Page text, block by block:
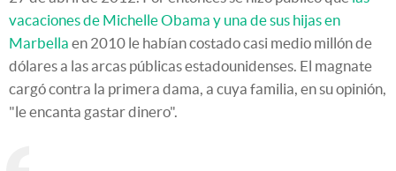
vacaciones de Michelle Obama y una de sus hijas en
Marbella en 2010 le habían costado casi medio millón de
dólares a las arcas públicas estadounidenses. El magnate
cargó contra la primera dama, a cuya familia, en su opinión,
"le encanta gastar dinero".